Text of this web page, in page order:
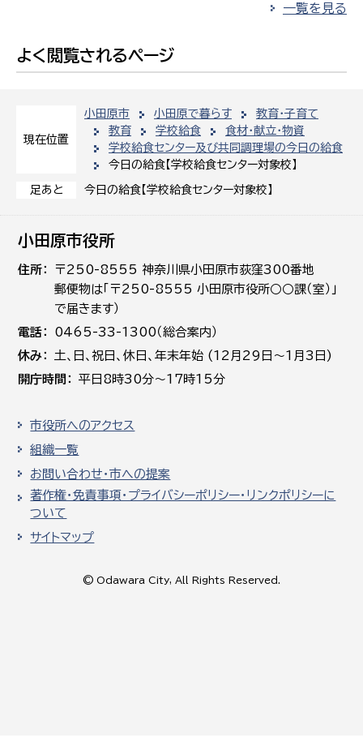
現在位置
小田原市 小田原で暮らす
教育・子育て
教育
学校給食
食材・献立・物資
学校給食センター及び共同調理場の今日の給食
今日の給食【学校給食センター対象校】
足あと 今日の給食【学校給食センター対象校】
一覧を見る
よく閲覧されるページ
小田原市役所
住所
〒250-8555 神奈川県小田原市荻窪300番地
郵便物は「〒250-8555 小田原市役所○○課（室）」
で届きます）
電話
0465-33-1300（総合案内）
休み
土､日､祝日、休日、年末年始 (12月29日～1月3日)
開庁時間
平日8時30分～17時15分
市役所へのアクセス
組織一覧
お問い合わせ・市への提案
著作権・免責事項・プライバシーポリシー・リンクポリシーに
ついて
サイトマップ
© Odawara City, All Rights Reserved.